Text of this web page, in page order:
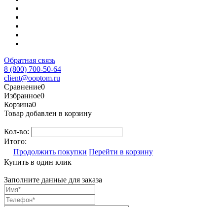
Обратная связь
8 (800) 700-50-64
client@ooptom.ru
Сравнение0
Избранное0
Корзина0
Товар добавлен в корзину
Кол-во:
Итого:
Продолжить покупки Перейти в корзину
Купить в один клик
Заполните данные для заказа